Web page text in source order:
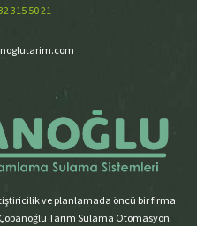
315 50 21
ve planlamada öncü bir firma
Tarım Sulama Otomasyon